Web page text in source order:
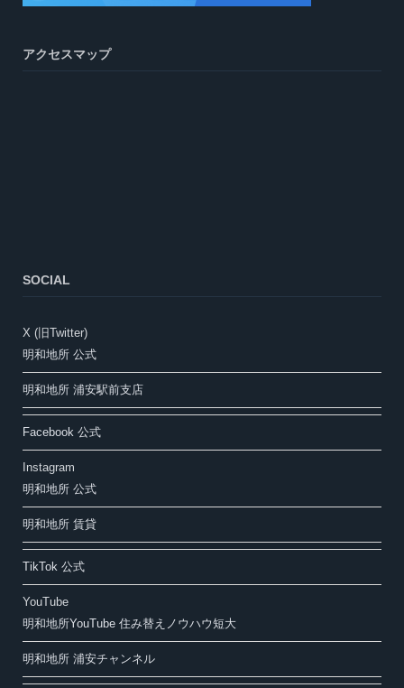
アクセスマップ
SOCIAL
X (旧Twitter)
明和地所 公式
明和地所 浦安駅前支店
Facebook 公式
Instagram
明和地所 公式
明和地所 賃貸
TikTok 公式
YouTube
明和地所YouTube 住み替えノウハウ短大
明和地所 浦安チャンネル